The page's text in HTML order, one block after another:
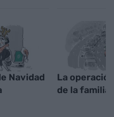
Navidad
La
de la familia